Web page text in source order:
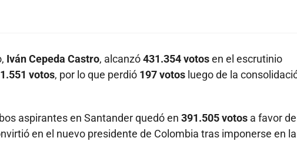
Iván Cepeda Castro, alcanzó431.354 votosen el escrutinio
votos, por lo que perdió 197 votos luego de la
aspirantes en Santander quedó en 391.505 votos a favor de
en el nuevo presidente de Colombia tras imponerse en la